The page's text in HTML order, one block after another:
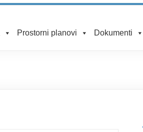
Prostorni planovi Dokumenti